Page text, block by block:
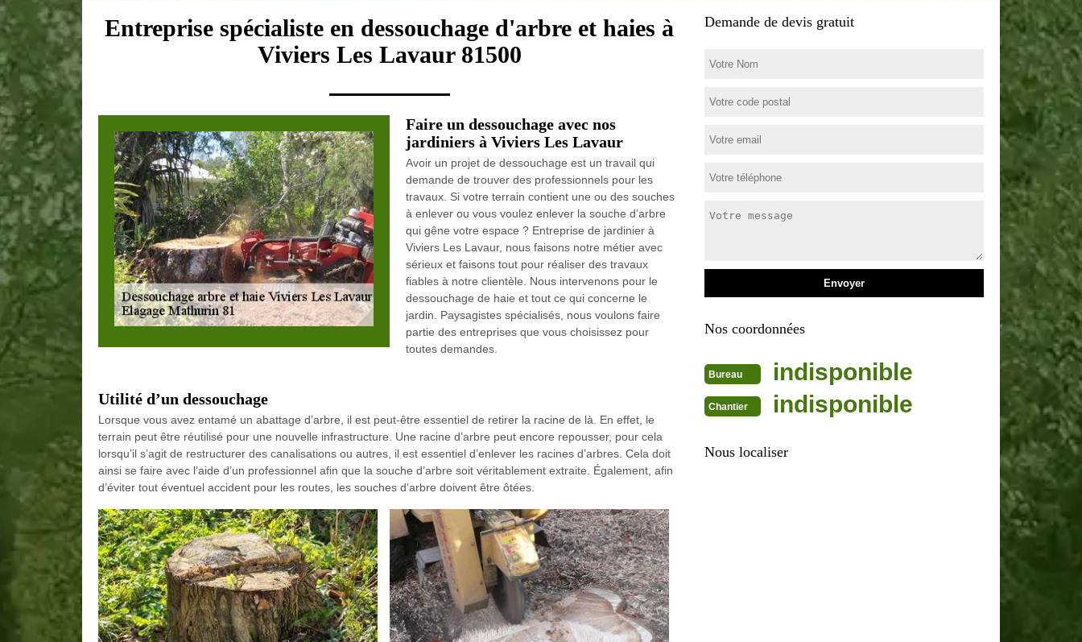
Entreprise spécialiste en dessouchage d'arbre et haies à
Viviers Les Lavaur 81500
Faire un dessouchage avec nos
jardiniers à Viviers Les Lavaur
Avoir un projet de dessouchage est un travail qui
demande de trouver des professionnels pour les
travaux. Si votre terrain contient une ou des souches
à enlever ou vous voulez enlever la souche d’arbre
qui gêne votre espace ? Entreprise de jardinier à
Viviers Les Lavaur, nous faisons notre métier avec
sérieux et faisons tout pour réaliser des travaux
fiables à notre clientèle. Nous intervenons pour le
dessouchage de haie et tout ce qui concerne le
jardin. Paysagistes spécialisés, nous voulons faire
partie des entreprises que vous choisissez pour
toutes demandes.
Utilité d’un dessouchage
Lorsque vous avez entamé un abattage d’arbre, il est peut-être essentiel de retirer la racine de là. En effet, le
terrain peut être réutilisé pour une nouvelle infrastructure. Une racine d’arbre peut encore repousser, pour cela
lorsqu’il s’agit de restructurer des canalisations ou autres, il est essentiel d’enlever les racines d’arbres. Cela doit
ainsi se faire avec l’aide d’un professionnel afin que la souche d’arbre soit véritablement extraite. Également, afin
d’éviter tout éventuel accident pour les routes, les souches d’arbre doivent être ôtées.
Demande de devis gratuit
Nos coordonnées
Bureau indisponible
Chantier indisponible
Nous localiser